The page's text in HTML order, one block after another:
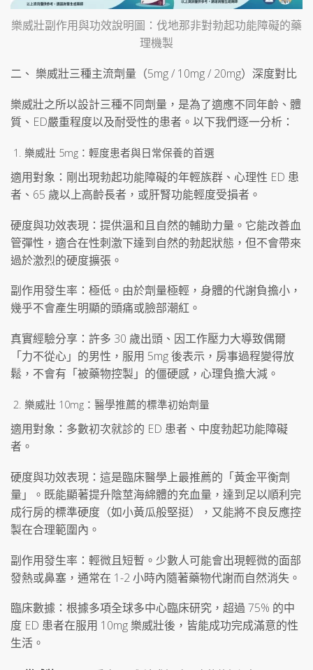
樂威壯副作用與功效說明圖：伐地那非對勃起功能障礙的藥
理機製
二、 樂威壯三種主流劑量（5mg / 10mg / 20mg）深度對比
樂威壯之所以設計三種不同劑量，是為了適應不同年齡、體
質、ED嚴重程度以及耐受性的患者。以下我們逐一分析：
樂威壯 5mg：輕度患者與日常保養的首選
適用對象：剛出現勃起功能障礙的年輕族群、心理性 ED 患
者、65 歲以上高齡長者，或肝腎功能輕度受損者。
硬度與功效表現：提供溫和且自然的輔助力量。它能改善血
管彈性，適合在性刺激下達到自然的勃起狀態，但不會帶來
過於激烈的硬度擴張。
副作用發生率：極低。由於劑量極輕，身體的代謝負擔小，
幾乎不會產生明顯的頭痛或臉部潮紅。
真實經驗分享：許多 30 歲出頭、因工作壓力大導致偶爾
「力不從心」的男性，服用 5mg 後表示，房事過程變得放
鬆，不會有「被藥物控製」的僵硬感，心理負擔大減。
樂威壯 10mg：醫學推薦的標準初始劑量
適用對象：多數初次就診的 ED 患者、中度勃起功能障礙
者。
硬度與功效表現：這是臨床醫學上最推薦的「黃金平衡劑
量」。既能顯著提升陰莖海綿體的充血量，達到足以順利完
成行房的標準硬度（如小黃瓜般堅挺），又能將不良反應控
製在合理範圍內。
副作用發生率：輕微且短暫。少數人可能會出現輕微的面部
發熱或鼻塞，通常在 1-2 小時內隨著藥物代謝而自然消失。
臨床數據：根據多項全球多中心臨床研究，超過 75% 的中
度 ED 患者在服用 10mg 樂威壯後，皆能成功完成滿意的性
生活。